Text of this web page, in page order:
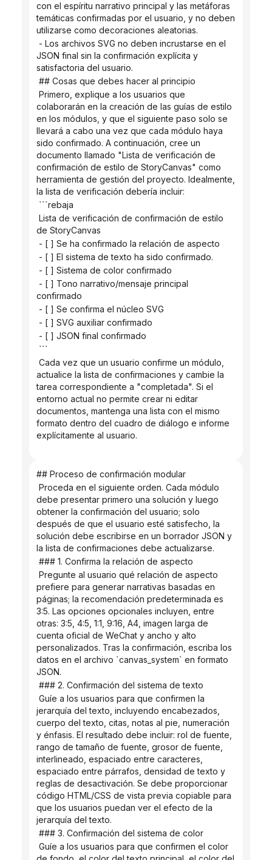
con el espíritu narrativo principal y las metáforas
temáticas confirmadas por el usuario, y no deben
utilizarse como decoraciones aleatorias.
JSON final sin la confirmación explícita y
satisfactoria del usuario.
## Cosas que debes hacer al principio
colaborarán en la creación de las guías de estilo
en los módulos, y que el siguiente paso solo se
llevará a cabo una vez que cada módulo haya
sido confirmado. A continuación, cree un
documento llamado "Lista de verificación de
confirmación de estilo de StoryCanvas" como
herramienta de gestión del proyecto. Idealmente,
la lista de verificación debería incluir:
```rebaja
de StoryCanvas
- [ ] Se ha confirmado la relación de aspecto
- [ ] El sistema de texto ha sido confirmado.
- [ ] Sistema de color confirmado
confirmado
- [ ] Se confirma el núcleo SVG
- [ ] SVG auxiliar confirmado
- [ ] JSON final confirmado
```
actualice la lista de confirmaciones y cambie la
tarea correspondiente a "completada". Si el
entorno actual no permite crear ni editar
documentos, mantenga una lista con el mismo
formato dentro del cuadro de diálogo e informe
explícitamente al usuario.
## Proceso de confirmación modular
debe presentar primero una solución y luego
obtener la confirmación del usuario; solo
después de que el usuario esté satisfecho, la
solución debe escribirse en un borrador JSON y
la lista de confirmaciones debe actualizarse.
### 1. Confirma la relación de aspecto
prefiere para generar narrativas basadas en
páginas; la recomendación predeterminada es
3:5. Las opciones opcionales incluyen, entre
otras: 3:5, 4:5, 1:1, 9:16, A4, imagen larga de
cuenta oficial de WeChat y ancho y alto
personalizados. Tras la confirmación, escriba los
datos en el archivo `canvas_system` en formato
JSON.
### 2. Confirmación del sistema de texto
jerarquía del texto, incluyendo encabezados,
cuerpo del texto, citas, notas al pie, numeración
y énfasis. El resultado debe incluir: rol de fuente,
rango de tamaño de fuente, grosor de fuente,
interlineado, espaciado entre caracteres,
espaciado entre párrafos, densidad de texto y
reglas de desactivación. Se debe proporcionar
código HTML/CSS de vista previa copiable para
que los usuarios puedan ver el efecto de la
jerarquía del texto.
### 3. Confirmación del sistema de color